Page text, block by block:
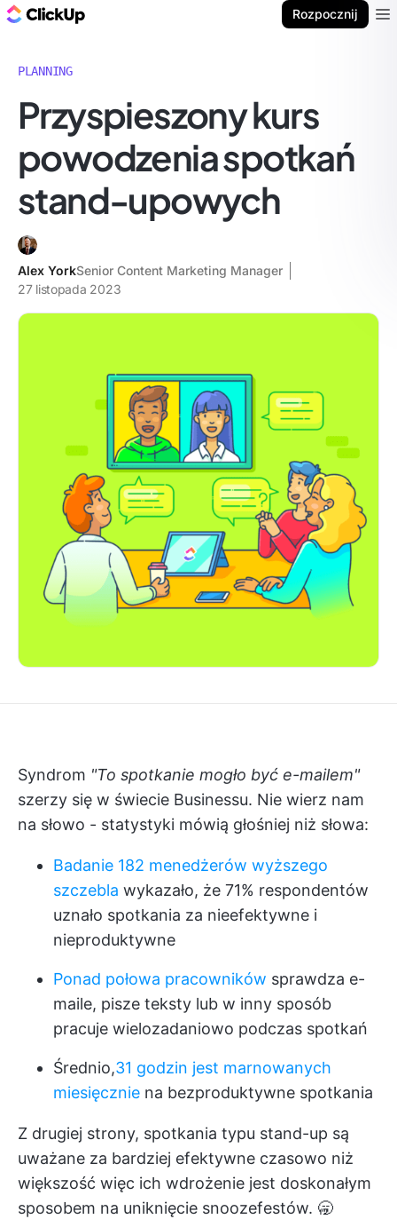
Rozpocznij
PLANNING
Przyspieszony kurs
powodzenia spotkań
stand-upowych
Alex YorkSenior Content Marketing Manager
27 listopada 2023
Syndrom "To spotkanie mogło być e-mailem"
szerzy się w świecie Businessu. Nie wierz nam
na słowo - statystyki mówią głośniej niż słowa:
Badanie 182 menedżerów wyższego
szczebla wykazało, że 71% respondentów
uznało spotkania za nieefektywne i
nieproduktywne
Ponad połowa pracowników sprawdza e-
maile, pisze teksty lub w inny sposób
pracuje wielozadaniowo podczas spotkań
Średnio,31 godzin jest marnowanych
miesięcznie na bezproduktywne spotkania
Z drugiej strony, spotkania typu stand-up są
uważane za bardziej efektywne czasowo niż
większość więc ich wdrożenie jest doskonałym
sposobem na uniknięcie snoozefestów. 🥱